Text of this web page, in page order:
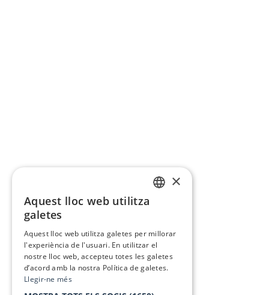
×
Aquest lloc web utilitza
galetes
Aquest lloc web utilitza galetes per millorar
l'experiència de l'usuari. En utilitzar el
nostre lloc web, accepteu totes les galetes
d’acord amb la nostra Política de galetes.
Llegir-ne més